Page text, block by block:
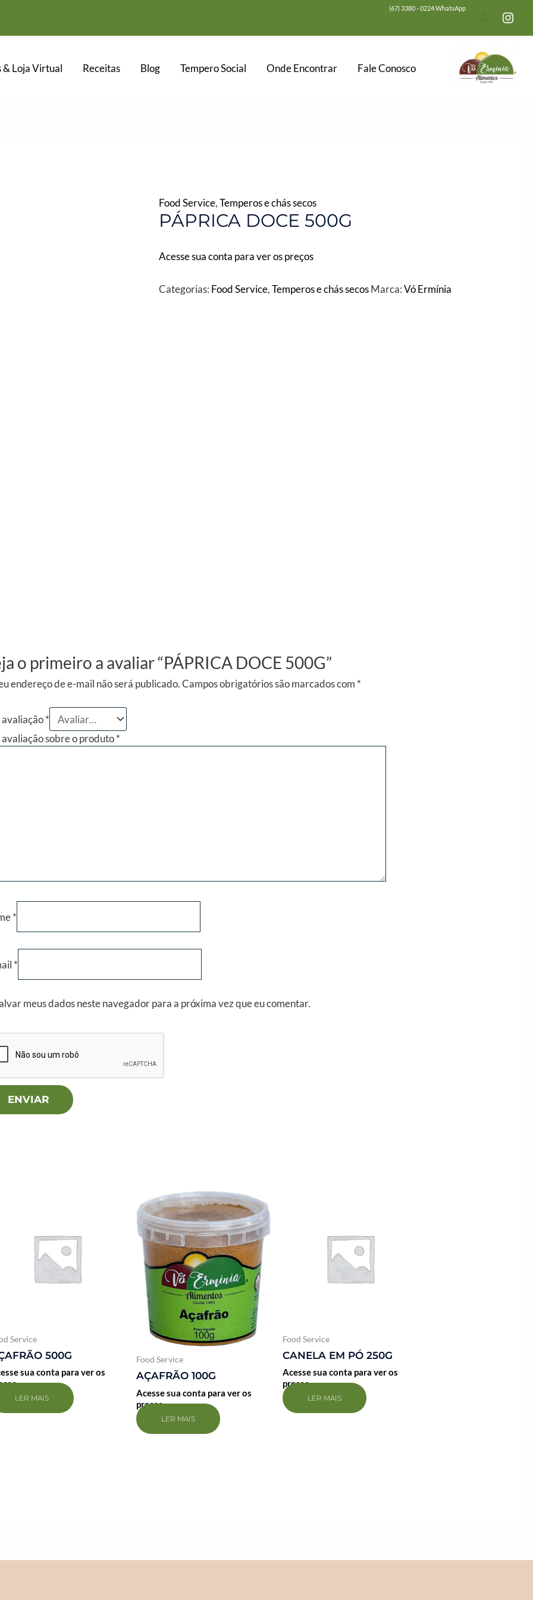
(67) 3380 - 0224 WhatsApp
& Loja Virtual Receitas Blog Tempero Social Onde Encontrar Fale Conosco
Food Service,Temperos e chás secos
PÁPRICA DOCE 500G
Acesse sua conta para ver os preços
Categorias: Food Service,Temperos e chás secosMarca:Vó Ermínia
o primeiro a avaliar “PÁPRICA DOCE 500G”
endereço de e-mail não será publicado.Campos obrigatórios são marcados com *
avaliação*
avaliação sobre o produto*
*
*
meus dados neste navegador para a próxima vez que eu comentar.
Service
500G
sua conta para ver os
LER MAIS
Food Service
AÇAFRÃO 100G
Acesse sua conta para ver os
preços
LER MAIS
Food Service
CANELA EM PÓ 250G
Acesse sua conta para ver os
preços
LER MAIS